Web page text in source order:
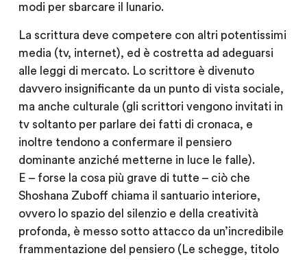
modi per sbarcare il lunario.
La scrittura deve competere con altri potentissimi
media (tv, internet), ed è costretta ad adeguarsi
alle leggi di mercato. Lo scrittore è divenuto
davvero insignificante da un punto di vista sociale,
ma anche culturale (gli scrittori vengono invitati in
tv soltanto per parlare dei fatti di cronaca, e
inoltre tendono a confermare il pensiero
dominante anziché metterne in luce le falle).
E – forse la cosa più grave di tutte – ciò che
Shoshana Zuboff chiama il santuario interiore,
ovvero lo spazio del silenzio e della creatività
profonda, è messo sotto attacco da un’incredibile
frammentazione del pensiero (Le schegge, titolo